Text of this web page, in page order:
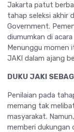
Jakarta patut
tahap seleksi akhir
Government.
diumumkan di
Menunggu momen
JAKI dalam ajang
DUKU JAKI
Penilaian pada
memang tak
masyarakat.
memberi dukungan